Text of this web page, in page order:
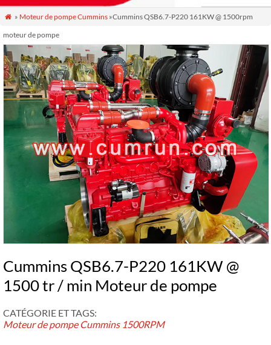
 » Moteur de pompe Cummins»Cummins QSB6.7-P220 161KW @ 1500rpm
moteur de pompe
Cummins QSB6.7-P220 161KW @
1500 tr / min Moteur de pompe
CATÉGORIE ET ​​TAGS:
Moteur de pompe Cummins 1500RPM